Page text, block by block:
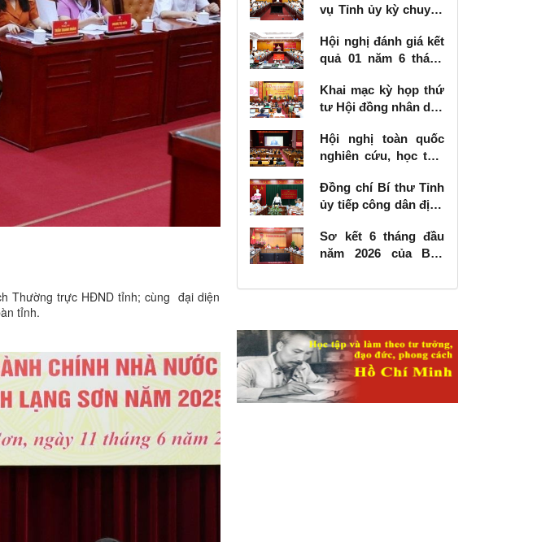
Thường trực HĐND tỉnh; cùng đại diện
tỉnh.
vụ Tỉnh ủy kỳ chuyên
Hội nghị đánh giá kết
quả 01 năm 6 tháng
số 57-NQ/TW
Khai mạc kỳ họp thứ
tư Hội đồng nhân dân
kỳ 2026 - 2031
Hội nghị toàn quốc
nghiên cứu, học tập,
khai thực hiện Nghị
quyết số 10-NQ/TW
phát triển kinh tế có
vốn đầu tư nước
Đồng chí Bí thư Tỉnh
ủy tiếp công dân định
Sơ kết 6 tháng đầu
năm 2026 của Ban
các công trình, dự án
giao thông vận tải